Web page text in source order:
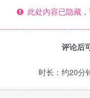
此处内容已隐藏，
评论后
时长：约20分